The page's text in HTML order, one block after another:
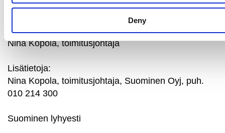
Deny
Suominen Oyj
Nina Kopola, toimitusjohtaja
Lisätietoja:
Nina Kopola, toimitusjohtaja, Suominen Oyj, puh.
010 214 300
Suominen lyhyesti